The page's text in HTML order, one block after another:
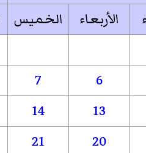
الأربعاء الخميس
6
7
13
14
20
21